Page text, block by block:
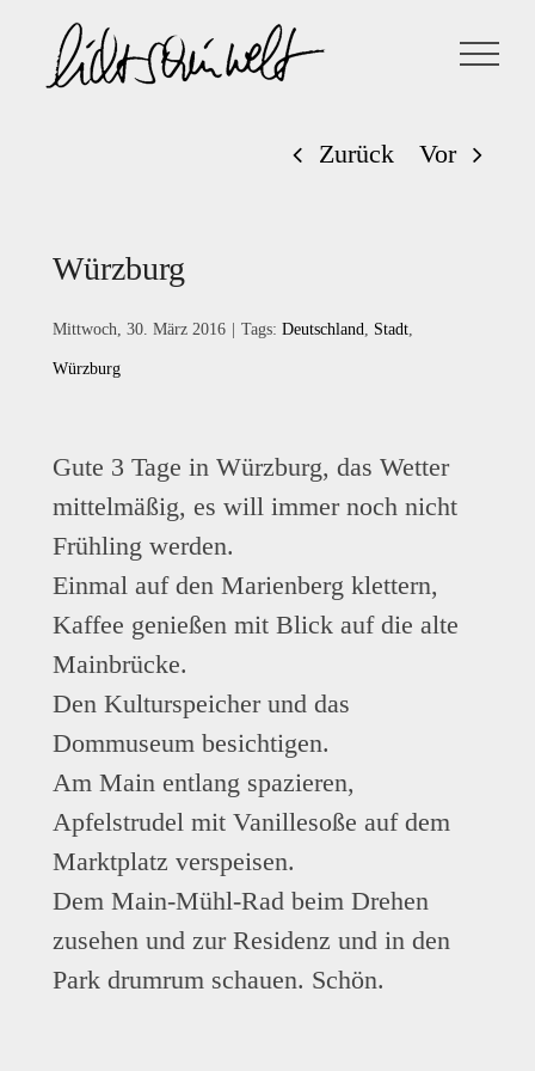
Inhalt
springen
Zurück
Vor
Würzburg
Mittwoch, 30. März 2016 Tags: Deutschland, Stadt,
Würzburg
Gute 3 Tage in Würzburg, das Wetter
mittelmäßig, es will immer noch nicht
Frühling werden.
Einmal auf den Marienberg klettern,
Kaffee genießen mit Blick auf die alte
Mainbrücke.
Den Kulturspeicher und das
Dommuseum besichtigen.
Am Main entlang spazieren,
Apfelstrudel mit Vanillesoße auf dem
Marktplatz verspeisen.
Dem Main-Mühl-Rad beim Drehen
zusehen und zur Residenz und in den
Park drumrum schauen. Schön.